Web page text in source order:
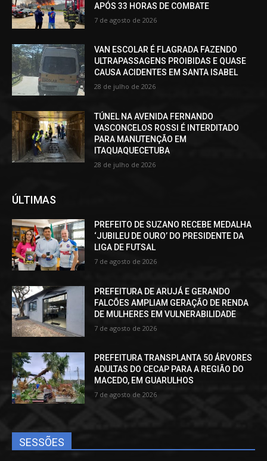
APÓS 33 HORAS DE COMBATE
7 de agosto de 2026
VAN ESCOLAR É FLAGRADA FAZENDO
ULTRAPASSAGENS PROIBIDAS E QUASE
CAUSA ACIDENTES EM SANTA ISABEL
28 de julho de 2026
TÚNEL NA AVENIDA FERNANDO
VASCONCELOS ROSSI É INTERDITADO
PARA MANUTENÇÃO EM
ITAQUAQUECETUBA
28 de julho de 2026
ÚLTIMAS
PREFEITO DE SUZANO RECEBE MEDALHA
‘JUBILEU DE OURO’ DO PRESIDENTE DA
LIGA DE FUTSAL
7 de agosto de 2026
PREFEITURA DE ARUJÁ E GERANDO
FALCÕES AMPLIAM GERAÇÃO DE RENDA
DE MULHERES EM VULNERABILIDADE
7 de agosto de 2026
PREFEITURA TRANSPLANTA 50 ÁRVORES
ADULTAS DO CECAP PARA A REGIÃO DO
MACEDO, EM GUARULHOS
7 de agosto de 2026
SESSÕES